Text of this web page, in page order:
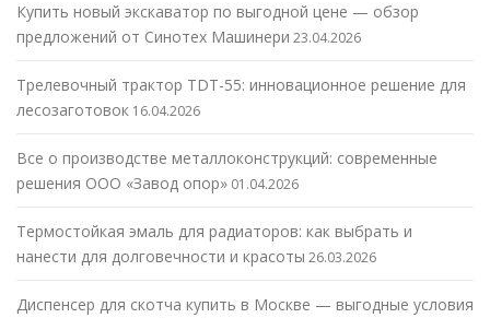
Купить новый экскаватор по выгодной цене — обзор
предложений от Синотех Машинери 23.04.2026
Трелевочный трактор TDT-55: инновационное решение для
лесозаготовок 16.04.2026
Все о производстве металлоконструкций: современные
решения ООО «Завод опор» 01.04.2026
Термостойкая эмаль для радиаторов: как выбрать и
нанести для долговечности и красоты 26.03.2026
Диспенсер для скотча купить в Москве — выгодные условия